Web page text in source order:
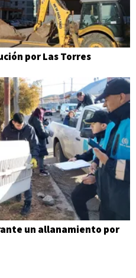
por Las Torres
un allanamiento por